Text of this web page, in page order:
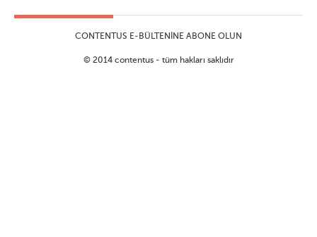
CONTENTUS E-BÜLTENINE ABONE OLUN
© 2014 contentus - tüm hakları saklıdır